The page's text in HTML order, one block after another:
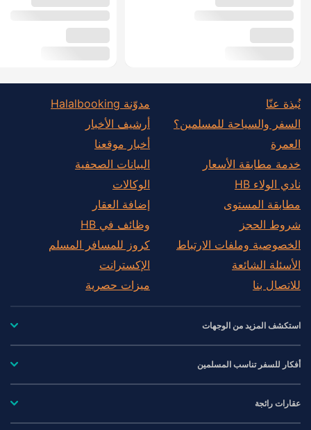
نُبذة عنّا
السفر والسياحة للمسلمين؟
العمرة
خدمة مطابقة الأسعار
نادي الولاء HB
مطابقة المستوى
شروط الحجز
الخصوصية وملفات الارتباط
الأسئلة الشائعة
للاتصال بنا
مدوّنة Halalbooking
أرشيف الأخبار
أخبار موقعنا
البيانات الصحفية
الوكالات
إضافة العقار
وظائف في HB
كروز للمسافر المسلم
الإكسترانت
ميزات حصرية
استكشف المزيد من الوجهات
أفكار للسفر تناسب المسلمين
عقارات رائجة